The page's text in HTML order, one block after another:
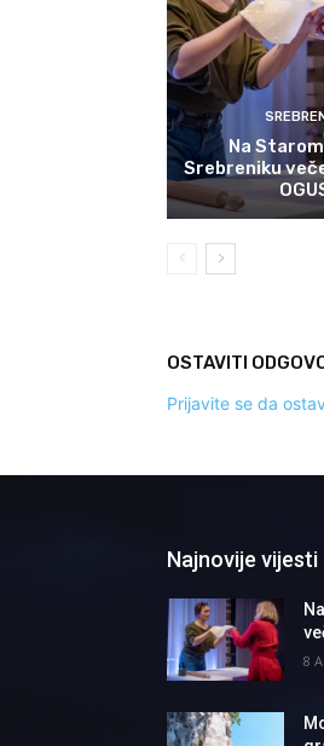
Na
Srebreniku
OSTAVITI
Prijavite se da
Najnovije vijesti
8